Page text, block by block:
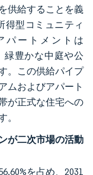
供給することを義
得型コミュニティ
パートメントは
緑豊かな中庭や公
。この供給パイプ
ムおよびアパート
が正式な住宅への
。
が二次市場の活動
を占め、2031